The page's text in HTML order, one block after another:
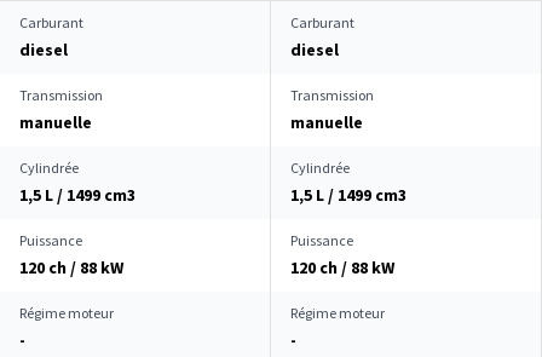
Carburant
diesel
Carburant
diesel
Transmission
manuelle
Transmission
manuelle
Cylindrée
1,5 L / 1499 cm3
Cylindrée
1,5 L / 1499 cm3
Puissance
120 ch / 88 kW
Puissance
120 ch / 88 kW
Régime moteur
-
Régime moteur
-